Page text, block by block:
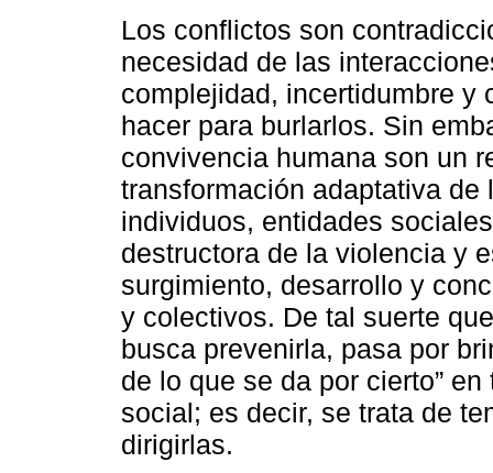
Los conflictos son
necesidad de las
complejidad, incertidumbre y
hacer para burlarlos. Sin
convivencia humana son un
transformación adaptativa
individuos, entidades
destructora de la violencia y
surgimiento, desarrollo y
y colectivos. De tal suerte
busca prevenirla, pasa por
de lo que se da por cierto”
social; es decir, se trata de
dirigirlas.